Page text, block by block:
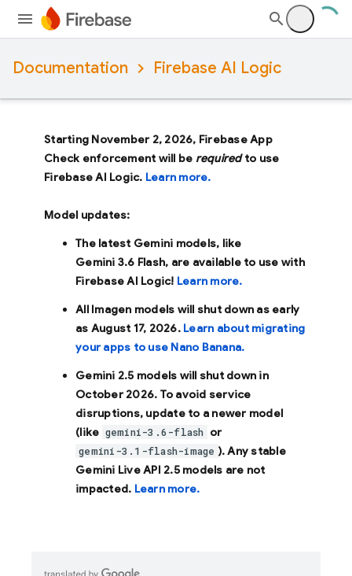
Documentation Firebase AI Logic
Starting November 2, 2026, Firebase App
Check enforcement will be requiredto use
Firebase AI Logic. Learn more.
Model updates:
The latest Gemini models, like
Gemini 3.6 Flash, are available to use with
Firebase AI Logic! Learn more.
All Imagen models will shut down as early
as August 17, 2026. Learn about migrating
your apps to use Nano Banana.
Gemini 2.5 models will shut down in
October 2026. To avoid service
disruptions, update to a newer model
(like gemini-3.6-flash or
gemini-3.1-flash-image ). Any stable
Gemini Live API 2.5 models are not
impacted. Learn more.